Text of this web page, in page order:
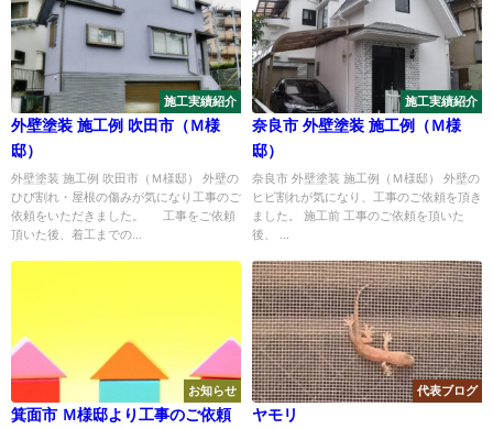
施工実績紹介
外壁塗装 施工例 吹田市（Ｍ様
邸）
外壁塗装 施工例 吹田市（Ｍ様邸） 外壁の
ひび割れ・屋根の傷みが気になり工事のご
依頼をいただきました。 工事をご依頼
頂いた後、着工までの...
施工実績紹介
奈良市 外壁塗装 施工例（Ｍ様
邸）
奈良市 外壁塗装 施工例（Ｍ様邸） 外壁の
ヒビ割れが気になり、工事のご依頼を頂き
ました。 施工前 工事のご依頼を頂いた
後、 ...
お知らせ
箕面市 Ｍ様邸より工事のご依頼
代表ブログ
ヤモリ